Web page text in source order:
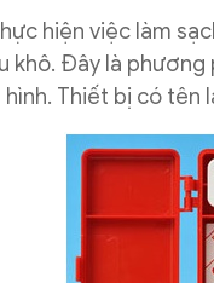
hiện việc làm
khô. Đây là
Thiết bị có tên